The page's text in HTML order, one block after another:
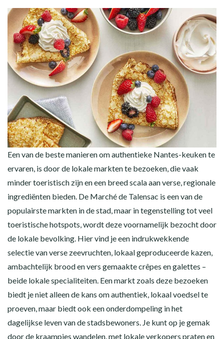
Een van de beste manieren om authentieke Nantes-keuken te
ervaren, is door de lokale markten te bezoeken, die vaak
minder toeristisch zijn en een breed scala aan verse, regionale
ingrediënten bieden. De Marché de Talensac is een van de
populairste markten in de stad, maar in tegenstelling tot veel
toeristische hotspots, wordt deze voornamelijk bezocht door
de lokale bevolking. Hier vind je een indrukwekkende
selectie van verse zeevruchten, lokaal geproduceerde kazen,
ambachtelijk brood en vers gemaakte crêpes en galettes –
beide lokale specialiteiten. Een markt zoals deze bezoeken
biedt je niet alleen de kans om authentiek, lokaal voedsel te
proeven, maar biedt ook een onderdompeling in het
dagelijkse leven van de stadsbewoners. Je kunt op je gemak
door de kraampjes wandelen, met lokale verkopers praten en